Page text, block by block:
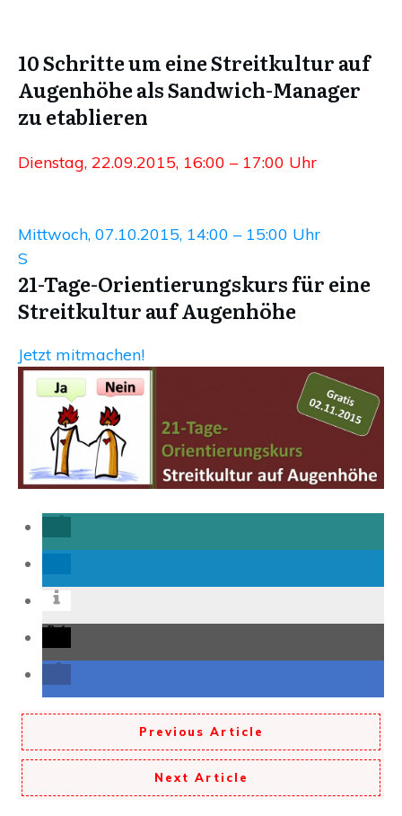
10 Schritte um eine Streitkultur auf
Augenhöhe als Sandwich-Manager
zu etablieren
Dienstag, 22.09.2015, 16:00 – 17:00 Uhr
Mittwoch, 07.10.2015, 14:00 – 15:00 Uhr
S
21-Tage-Orientierungskurs für eine
Streitkultur auf Augenhöhe
Jetzt mitmachen!
Previous Article
Next Article